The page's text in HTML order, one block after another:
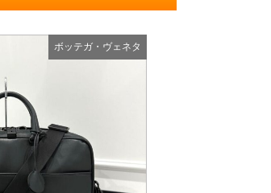
ボッテガ・ヴェネタ